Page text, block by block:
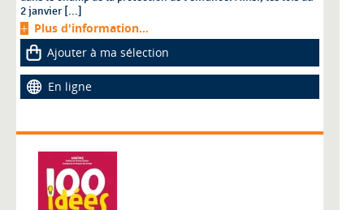
2 janvier [...]
Plus d'information...
Ajouter à ma sélection
En ligne